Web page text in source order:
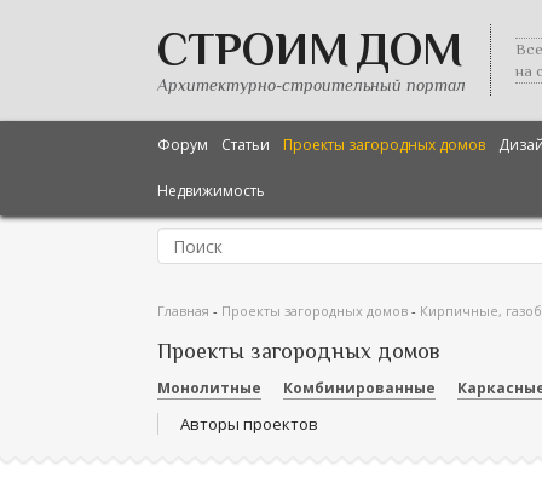
СТРОИМ ДОМ
Архитектурно-строительный портал
на
Форум Статьи Проекты загородных домов
Недвижимость
Главная - Проекты загородных домов - Кирпичные,
Проекты загородных домов
Монолитные Комбинированные
Авторы проектов